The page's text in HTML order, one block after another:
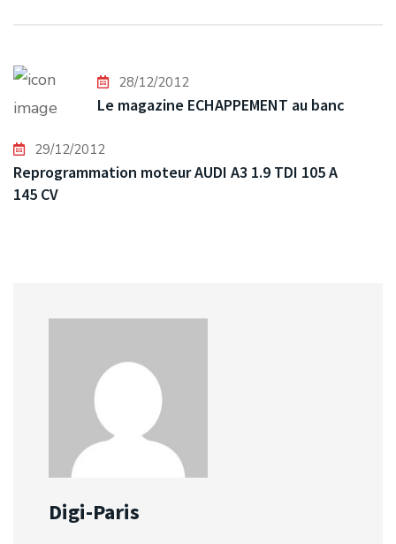
28/12/2012
Le magazine ECHAPPEMENT au banc
29/12/2012
Reprogrammation moteur AUDI A3 1.9 TDI 105 A
145 CV
Digi-Paris